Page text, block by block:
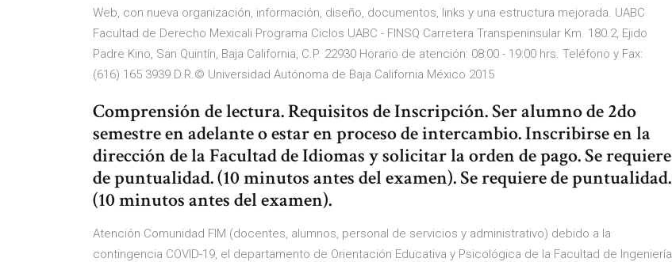
Web, con nueva organización, información, diseño, documentos, links y una estructura mejorada. UABC
Facultad de Derecho Mexicali Programa Ciclos UABC - FINSQ Carretera Transpeninsular Km. 180.2, Ejido
Padre Kino, San Quintín, Baja California, C.P. 22930 Horario de atención: 08:00 - 19:00 hrs. Teléfono y Fax:
(616) 165 3939 D.R.© Universidad Autónoma de Baja California México 2015
Comprensión de lectura. Requisitos de Inscripción. Ser alumno de 2do
semestre en adelante o estar en proceso de intercambio. Inscribirse en la
dirección de la Facultad de Idiomas y solicitar la orden de pago. Se requiere
de puntualidad. (10 minutos antes del examen). Se requiere de puntualidad.
(10 minutos antes del examen).
Atención Comunidad FIM (docentes, alumnos, personal de servicios y administrativo) debido a la
contingencia COVID-19, el departamento de Orientación Educativa y Psicológica de la Facultad de Ingeniería